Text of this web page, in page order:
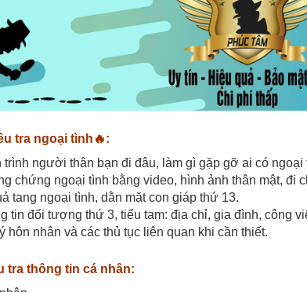
tra ngoại tình 🔥:
trình người thân bạn đi đâu, làm gì gặp gỡ ai có ngoại
chứng ngoại tình bằng video, hình ảnh thân mật, đi
tang ngoại tình, dằn mặt con giáp thứ 13.
tin đối tượng thứ 3, tiểu tam: địa chỉ, gia đình, công
hôn nhân và các thủ tục liên quan khi cần thiết.
tra thông tin cá nhân: